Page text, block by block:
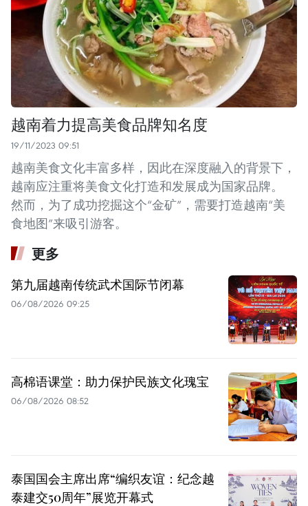
越南着力提高美食品牌知名度
19/11/2023 09:51
越南美食文化丰富多样，因此在深度融入的背景下，
越南应注重将美食文化打造和发展成为国家品牌。
然而，为了成功挖掘这个“金矿”，需要打造越南“美
食地图”来吸引游客。
更多
第九届越南传统武术国际节闭幕
06/08/2026 09:25
高棉语课堂：助力保护民族文化瑰宝
06/08/2026 08:52
泰国国会主席出席“编织友谊：纪念越
泰建交50周年”展览开幕式